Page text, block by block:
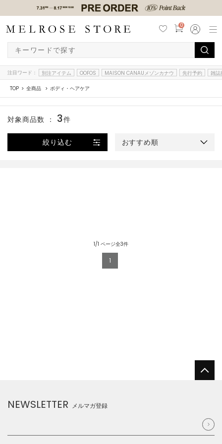
0
注目ワード： 別注アイテム OOFOS MAISON CANAUメゾンカナウ 先行予約 雑誌
TOP 全商品 ボディ・ヘアケア
絞り込む おすすめ順
対象商品数 ： 3件
1/1 ページ全3件
1
NEWSLETTER メルマガ登録